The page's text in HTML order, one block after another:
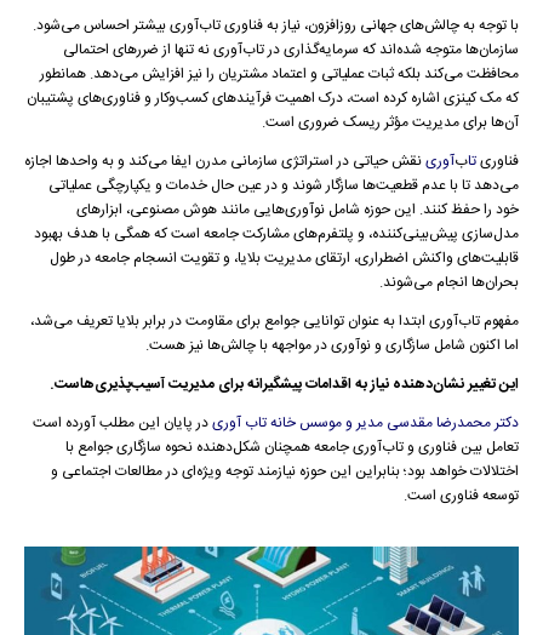
با توجه به چالش‌های جهانی روزافزون، نیاز به فناوری تاب‌آوری بیشتر احساس می‌شود.
سازمان‌ها متوجه شده‌اند که سرمایه‌گذاری در تاب‌آوری نه تنها از ضررهای احتمالی
محافظت می‌کند بلکه ثبات عملیاتی و اعتماد مشتریان را نیز افزایش می‌دهد. همانطور
که مک کینزی اشاره کرده است، درک اهمیت فرآیندهای کسب‌وکار و فناوری‌های پشتیبان
آن‌ها برای مدیریت مؤثر ریسک ضروری است.
فناوریتاب‌آورینقش حیاتی در استراتژی سازمانی مدرن ایفا می‌کند و به واحدها اجازه
می‌دهد تا با عدم قطعیت‌ها سازگار شوند و در عین حال خدمات و یکپارچگی عملیاتی
خود را حفظ کنند. این حوزه شامل نوآوری‌هایی مانند هوش مصنوعی، ابزارهای
مدل‌سازی پیش‌بینی‌کننده، و پلتفرم‌های مشارکت جامعه است که همگی با هدف بهبود
قابلیت‌های واکنش اضطراری، ارتقای مدیریت بلایا، و تقویت انسجام جامعه در طول
بحران‌ها انجام می‌شوند.
مفهوم تاب‌آوری ابتدا به عنوان توانایی جوامع برای مقاومت در برابر بلایا تعریف می‌شد،
اما اکنون شامل سازگاری و نوآوری در مواجهه با چالش‌ها نیز هست.
این تغییر نشان‌دهنده نیاز به اقدامات پیشگیرانه برای مدیریت آسیب‌پذیری‌هاست.
دکتر محمدرضا مقدسی مدیر و موسس خانه تاب آوریدر پایان این مطلب آورده است
تعامل بین فناوری و تاب‌آوری جامعه همچنان شکل‌دهنده نحوه سازگاری جوامع با
اختلالات خواهد بود؛ بنابراین این حوزه نیازمند توجه ویژه‌ای در مطالعات اجتماعی و
توسعه فناوری است.